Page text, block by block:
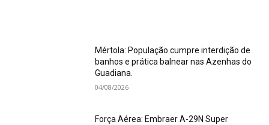
Mértola: População cumpre interdição de
banhos e prática balnear nas Azenhas do
Guadiana.
04/08/2026
Força Aérea: Embraer A-29N Super